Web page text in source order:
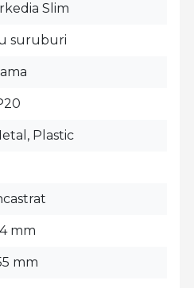
Slim
suruburi
Plastic
mm
mm